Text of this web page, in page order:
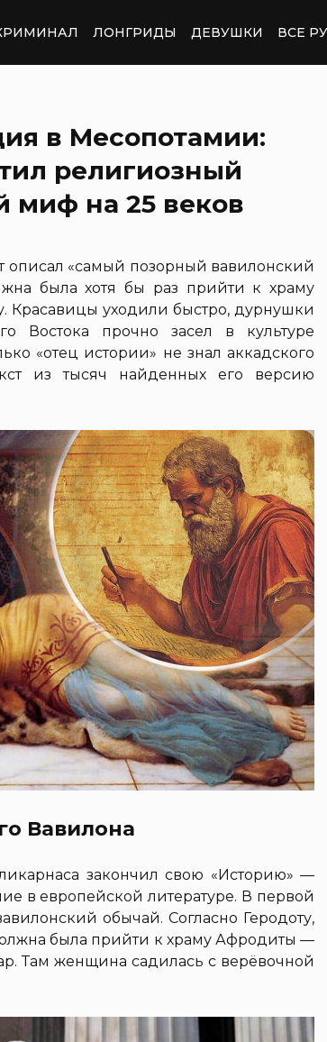
ЛОНГРИДЫ ДЕВУШКИ ВСЕ
в Месопотамии:
религиозный
миф на 25 веков
описал «самый позорный вавилонский
была хотя бы раз прийти к храму
Красавицы уходили быстро, дурнушки
Востока прочно засел в культуре
«отец истории» не знал аккадского
из тысяч найденных его версию
Вавилона
закончил свою «Историю» —
в европейской литературе. В первой
обычай. Согласно Геродоту,
была прийти к храму Афродиты —
Там женщина садилась с верёвочной